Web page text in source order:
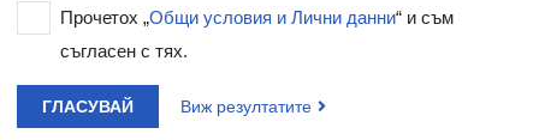
Прочетох „Общи условия и Лични данни“ и съм
съгласен с тях.
ГЛАСУВАЙ Виж резултатите